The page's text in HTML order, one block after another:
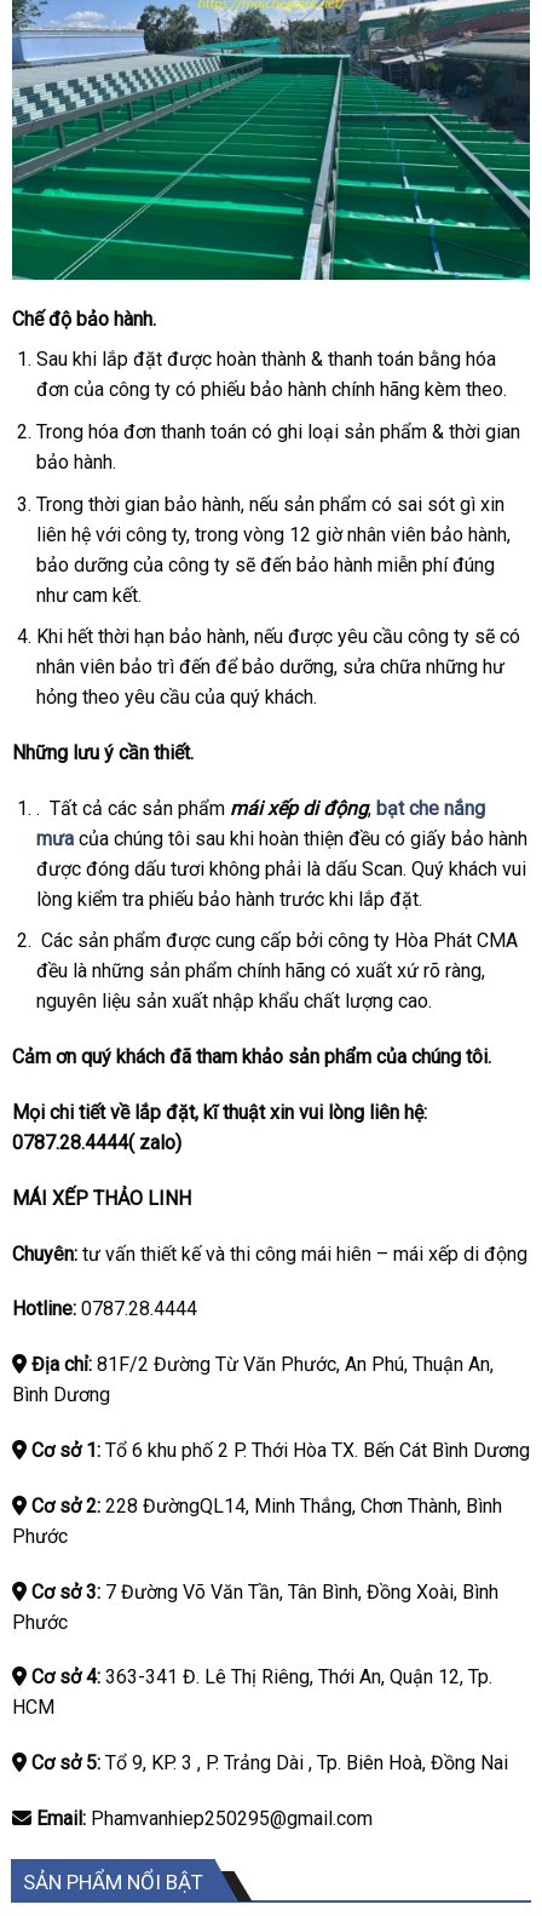
Chế độ bảo hành.
Sau khi lắp đặt được hoàn thành & thanh toán bằng hóa
đơn của công ty có phiếu bảo hành chính hãng kèm theo.
Trong hóa đơn thanh toán có ghi loại sản phẩm & thời gian
bảo hành.
Trong thời gian bảo hành, nếu sản phẩm có sai sót gì xin
liên hệ với công ty, trong vòng 12 giờ nhân viên bảo hành,
bảo dưỡng của công ty sẽ đến bảo hành miễn phí đúng
như cam kết.
Khi hết thời hạn bảo hành, nếu được yêu cầu công ty sẽ có
nhân viên bảo trì đến để bảo dưỡng, sửa chữa những hư
hỏng theo yêu cầu của quý khách.
Những lưu ý cần thiết.
. Tất cả các sản phẩm mái xếp di động, bạt che nắng
mưa của chúng tôi sau khi hoàn thiện đều có giấy bảo hành
được đóng dấu tươi không phải là dấu Scan. Quý khách vui
lòng kiểm tra phiếu bảo hành trước khi lắp đặt.
Các sản phẩm được cung cấp bởi công ty Hòa Phát CMA
đều là những sản phẩm chính hãng có xuất xứ rõ ràng,
nguyên liệu sản xuất nhập khẩu chất lượng cao.
Cảm ơn quý khách đã tham khảo sản phẩm của chúng tôi.
Mọi chi tiết về lắp đặt, kĩ thuật xin vui lòng liên hệ:
0787.28.4444( zalo)
MÁI XẾP THẢO LINH
Chuyên:tư vấn thiết kế và thi công mái hiên – mái xếp di động
Hotline:0787.28.4444
Địa chỉ:81F/2 Đường Từ Văn Phước, An Phú, Thuận An,
Bình Dương
Cơ sở 1:Tổ 6 khu phố 2 P. Thới Hòa TX. Bến Cát Bình Dương
Cơ sở 2:228 ĐườngQL14, Minh Thắng, Chơn Thành, Bình
Phước
Cơ sở 3:7 Đường Võ Văn Tần, Tân Bình, Đồng Xoài, Bình
Phước
Cơ sở 4:363-341 Đ. Lê Thị Riêng, Thới An, Quận 12, Tp.
HCM
Cơ sở 5:Tổ 9, KP. 3 , P. Trảng Dài , Tp. Biên Hoà, Đồng Nai
Email:Phamvanhiep250295@gmail.com
SẢN PHẨM NỔI BẬT